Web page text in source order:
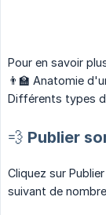
Pour en savoir
👨‍🏫 Anatomie
Différents types
💨 Publier
Cliquez sur
suivant de